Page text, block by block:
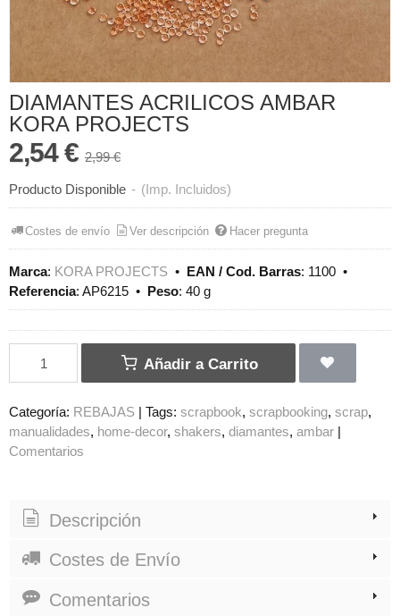
DIAMANTES ACRILICOS AMBAR
KORA PROJECTS
2,54 € 2,99 €
Producto Disponible - (Imp. Incluidos)
Costes de envío Ver descripción Hacer pregunta
Marca: KORA PROJECTS • EAN / Cod. Barras: 1100 •
Referencia: AP6215 • Peso: 40 g
Añadir a Carrito
Categoría: REBAJAS Tags: scrapbook scrapbooking scrap
manualidades
home-decor shakers diamantes ambar
Comentarios
Descripción
Costes de Envío
Comentarios